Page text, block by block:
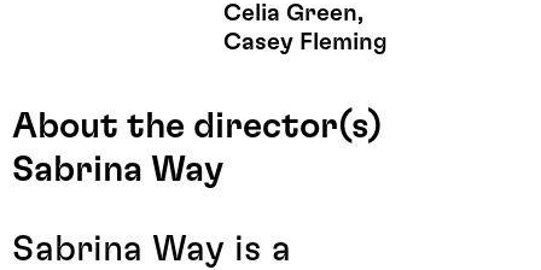
Celia Green,
Casey Fleming
About the director(s)
Sabrina Way
Sabrina Way is a